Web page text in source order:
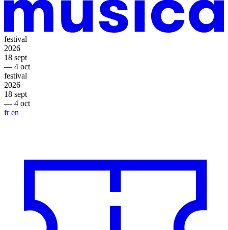
festival
2026
18 sept
— 4 oct
festival
2026
18 sept
— 4 oct
fren